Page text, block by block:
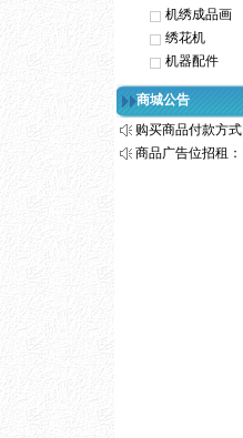
机绣成品画
绣花机
机器配件
商城公告
购买商品付款方式
商品广告位招租：